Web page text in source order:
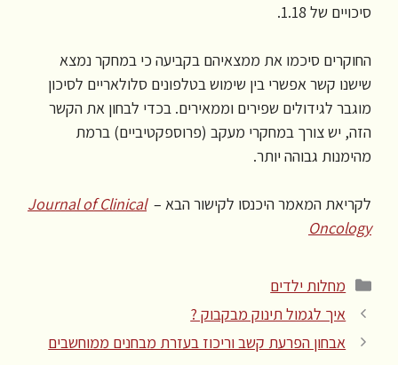
סיכויים של 1.18.
החוקרים סיכמו את ממצאיהם בקביעה כי במחקר נמצא
שישנו קשר אפשרי בין שימוש בטלפונים סלולאריים לסיכון
מוגבר לגידולים שפירים וממאירים. בכדי לבחון את הקשר
הזה, יש צורך במחקרי מעקב (פרוספקטיביים) ברמת
מהימנות גבוהה יותר.
לקריאת המאמר היכנסו לקישור הבא –Journal of Clinical
Oncology
קטגוריות
מחלות ילדים
איך לגמול תינוק מבקבוק ?
אבחון הפרעת קשב וריכוז בעזרת מבחנים ממוחשבים